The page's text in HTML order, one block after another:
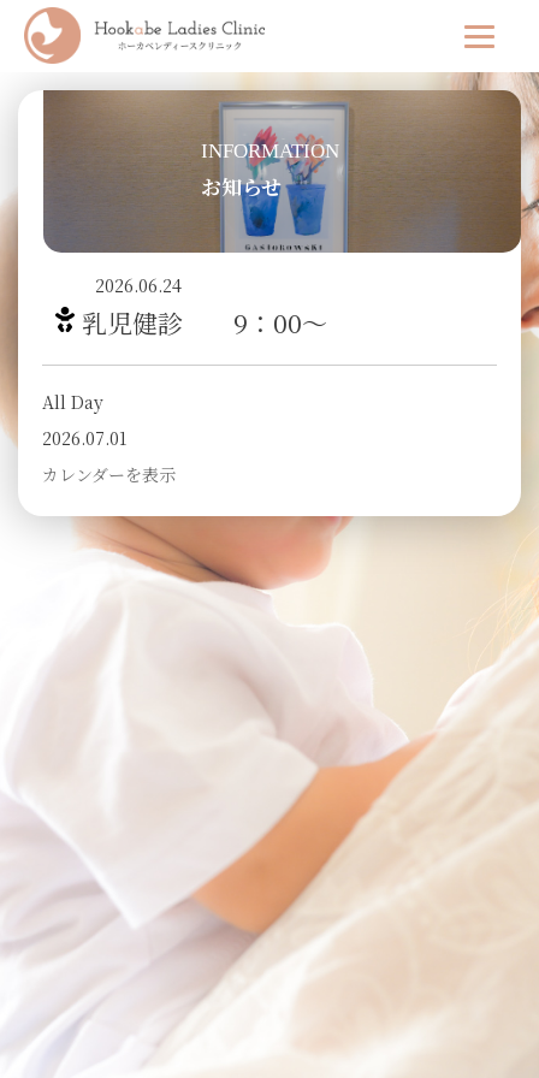
INFORMATION
お知らせ
2026.06.24
乳児健診 9：00～
All Day
2026.07.01
カレンダーを表示